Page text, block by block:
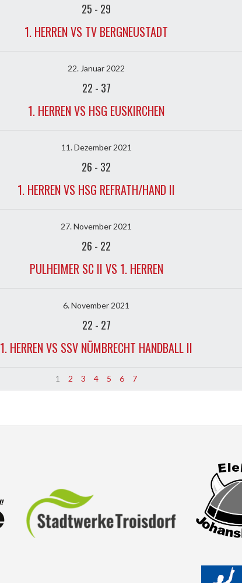
25 - 29
1. HERREN VS TV BERGNEUSTADT
22. Januar 2022
22 - 37
1. HERREN VS HSG EUSKIRCHEN
11. Dezember 2021
26 - 32
1. HERREN VS HSG REFRATH/HAND II
27. November 2021
26 - 22
PULHEIMER SC II VS 1. HERREN
6. November 2021
22 - 27
1. HERREN VS SSV NÜMBRECHT HANDBALL II
1 2 3 4 5 6 7